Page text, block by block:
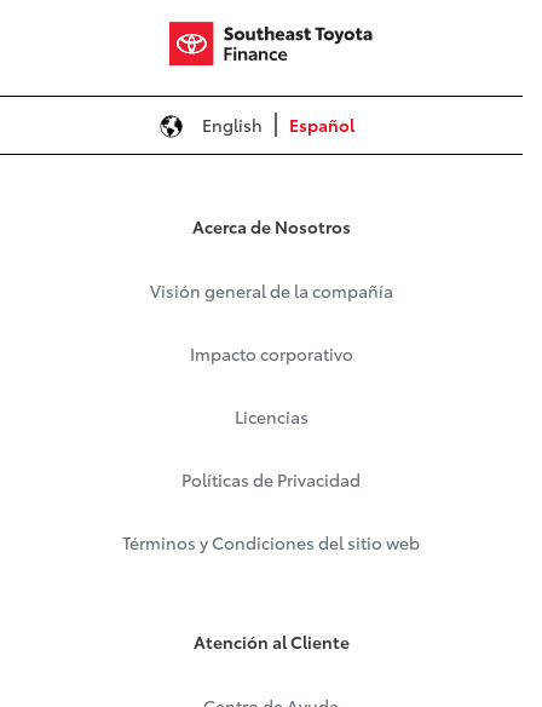
English Español
Acerca de Nosotros
Visión general de la compañía
Impacto corporativo
Licencias
Políticas de Privacidad
Términos y Condiciones del sitio web
Atención al Cliente